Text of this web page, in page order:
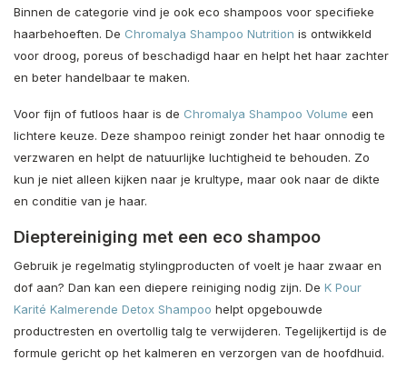
Binnen de categorie vind je ook eco shampoos voor specifieke
haarbehoeften. De Chromalya Shampoo Nutrition is ontwikkeld
voor droog, poreus of beschadigd haar en helpt het haar zachter
en beter handelbaar te maken.
Voor fijn of futloos haar is de Chromalya Shampoo Volume een
lichtere keuze. Deze shampoo reinigt zonder het haar onnodig te
verzwaren en helpt de natuurlijke luchtigheid te behouden. Zo
kun je niet alleen kijken naar je krultype, maar ook naar de dikte
en conditie van je haar.
Dieptereiniging met een eco shampoo
Gebruik je regelmatig stylingproducten of voelt je haar zwaar en
dof aan? Dan kan een diepere reiniging nodig zijn. De K Pour
Karité Kalmerende Detox Shampoo helpt opgebouwde
productresten en overtollig talg te verwijderen. Tegelijkertijd is de
formule gericht op het kalmeren en verzorgen van de hoofdhuid.